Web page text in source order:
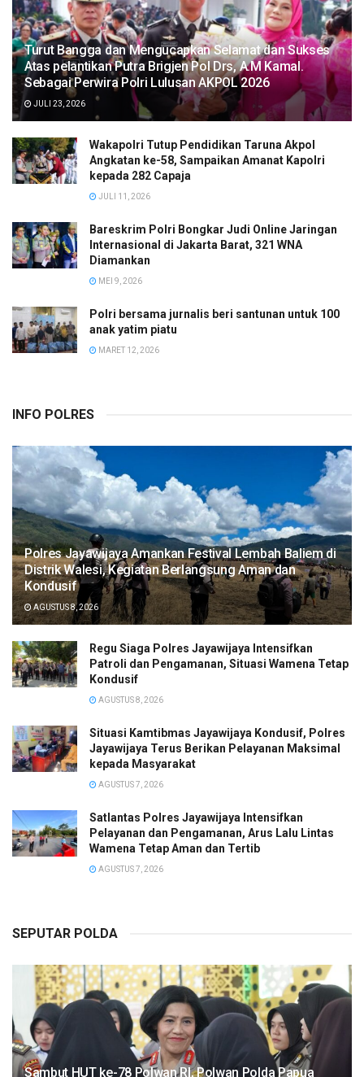
Turut Bangga dan Mengucapkan Selamat dan Sukses
Atas pelantikan Putra Brigjen Pol Drs, A.M Kamal.
Sebagai Perwira Polri Lulusan AKPOL 2026
JULI 23, 2026
Wakapolri Tutup Pendidikan Taruna Akpol
Angkatan ke-58, Sampaikan Amanat Kapolri
kepada 282 Capaja
JULI 11, 2026
Bareskrim Polri Bongkar Judi Online Jaringan
Internasional di Jakarta Barat, 321 WNA
Diamankan
MEI 9, 2026
Polri bersama jurnalis beri santunan untuk 100
anak yatim piatu
MARET 12, 2026
INFO POLRES
Polres Jayawijaya Amankan Festival Lembah Baliem di
Distrik Walesi, Kegiatan Berlangsung Aman dan
Kondusif
AGUSTUS 8, 2026
Regu Siaga Polres Jayawijaya Intensifkan
Patroli dan Pengamanan, Situasi Wamena Tetap
Kondusif
AGUSTUS 8, 2026
Situasi Kamtibmas Jayawijaya Kondusif, Polres
Jayawijaya Terus Berikan Pelayanan Maksimal
kepada Masyarakat
AGUSTUS 7, 2026
Satlantas Polres Jayawijaya Intensifkan
Pelayanan dan Pengamanan, Arus Lalu Lintas
Wamena Tetap Aman dan Tertib
AGUSTUS 7, 2026
SEPUTAR POLDA
Sambut HUT ke-78 Polwan RI, Polwan Polda Papua